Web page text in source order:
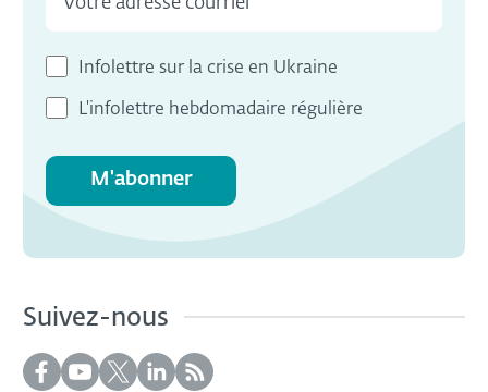
Infolettre sur la crise en Ukraine
L'infolettre hebdomadaire régulière
M'abonner
Suivez-nous